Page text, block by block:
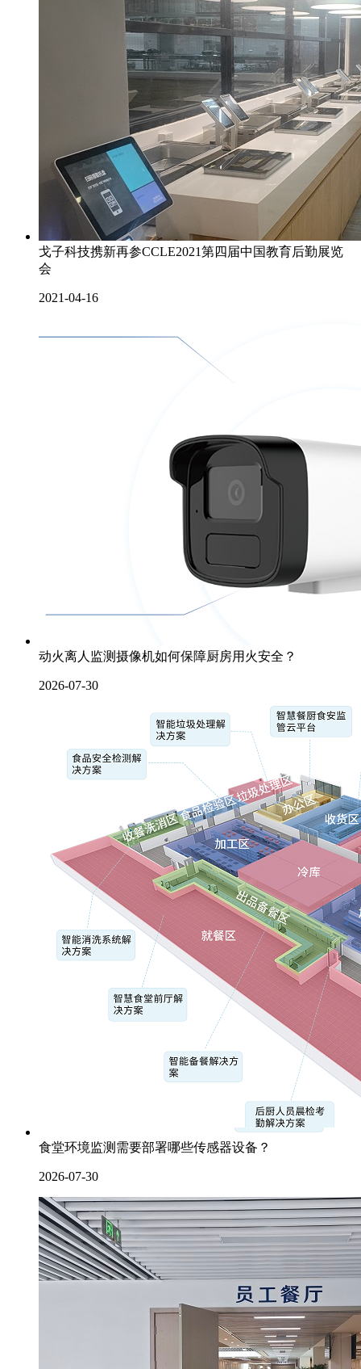
戈子科技携新再参CCLE2021第四届中国教育后勤展览
会
2021-04-16
动火离人监测摄像机如何保障厨房用火安全？
2026-07-30
食堂环境监测需要部署哪些传感器设备？
2026-07-30